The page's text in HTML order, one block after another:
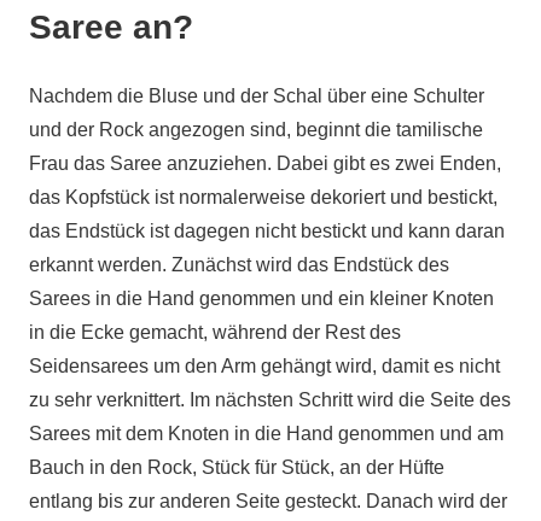
Saree an?
Nachdem die Bluse und der Schal über eine Schulter
und der Rock angezogen sind, beginnt die tamilische
Frau das Saree anzuziehen. Dabei gibt es zwei Enden,
das Kopfstück ist normalerweise dekoriert und bestickt,
das Endstück ist dagegen nicht bestickt und kann daran
erkannt werden. Zunächst wird das Endstück des
Sarees in die Hand genommen und ein kleiner Knoten
in die Ecke gemacht, während der Rest des
Seidensarees um den Arm gehängt wird, damit es nicht
zu sehr verknittert. Im nächsten Schritt wird die Seite des
Sarees mit dem Knoten in die Hand genommen und am
Bauch in den Rock, Stück für Stück, an der Hüfte
entlang bis zur anderen Seite gesteckt. Danach wird der